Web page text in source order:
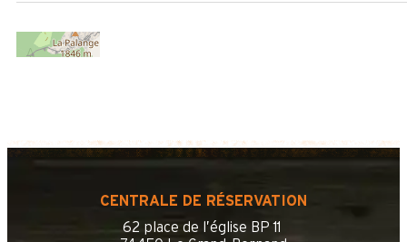
CENTRALE DE RÉSERVATION
62 place de l’église BP 11